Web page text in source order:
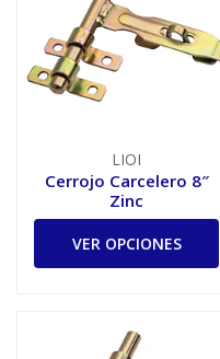
LIOI
Cerrojo Carcelero 8″
Zinc
VER OPCIONES